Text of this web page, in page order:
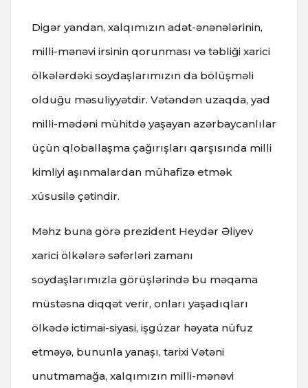
Digər yandan, xalqımızın adət-ənənələrinin,
milli-mənəvi irsinin qorunması və təbliği xarici
ölkələrdəki soydaşlarımızın da bölüşməli
olduğu məsuliyyətdir. Vətəndən uzaqda, yad
milli-mədəni mühitdə yaşayan azərbaycanlılar
üçün qloballaşma çağırışları qarşısında milli
kimliyi aşınmalardan mühafizə etmək
xüsusilə çətindir.
Məhz buna görə prezident Heydər Əliyev
xarici ölkələrə səfərləri zamanı
soydaşlarımızla görüşlərində bu məqama
müstəsna diqqət verir, onları yaşadıqları
ölkədə ictimai-siyasi, işgüzar həyata nüfuz
etməyə, bununla yanaşı, tarixi Vətəni
unutmamağa, xalqımızın milli-mənəvi